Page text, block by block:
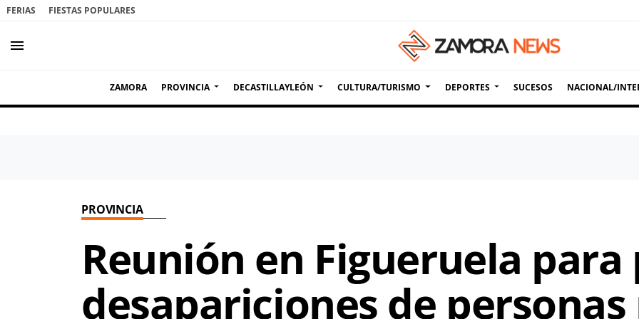
FERIAS FIESTAS POPULARES
menu
ZAMORA PROVINCIA DECASTILLAYLEÓN CULTURA/TURISMO DEPORTES SUCESOS NACIONAL/
PROVINCIA
Reunión en Figueruela
desapariciones de